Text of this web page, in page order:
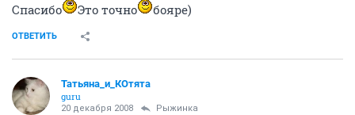
Спасибо Это точно бояре)
ОТВЕТИТЬ
Татьяна_и_КОтята
guru
20 декабря 2008 Рыжинка